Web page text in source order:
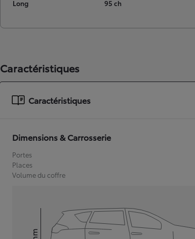
Long
95 ch
Caractéristiques
Caractéristiques
Dimensions & Carrosserie
Portes
Places
Volume du coffre
mm